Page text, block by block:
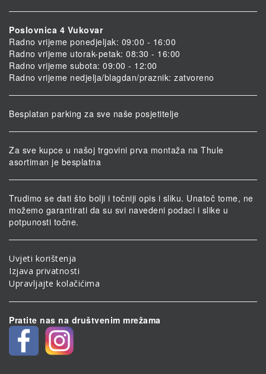
Poslovnica 4 Vukovar
Radno vrijeme ponedjeljak: 09:00 - 16:00
Radno vrijeme utorak-petak: 08:30 - 16:00
Radno vrijeme subota: 09:00 - 12:00
Radno vrijeme nedjelja/blagdan/praznik: zatvoreno
Besplatan parking za sve naše posjetitelje
Za sve kupce u našoj trgovini prva montaža na Thule
asortiman je besplatna
Trudimo se dati što bolji i točniji opis i sliku. Unatoč tome, ne
možemo garantirati da su svi navedeni podaci i slike u
potpunosti točne.
Uvjeti korištenja
Izjava privatnosti
Upravljajte kolačićima
Pratite nas na društvenim mrežama